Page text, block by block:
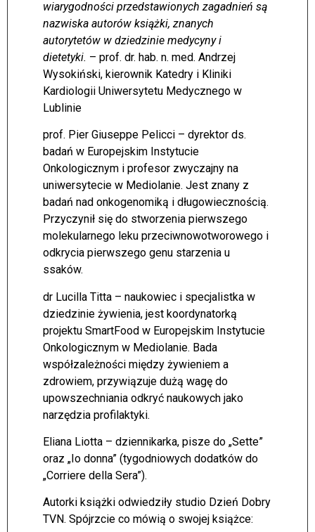
wiarygodności przedstawionych zagadnień są
nazwiska autorów książki, znanych
autorytetów w dziedzinie medycyny i
dietetyki. – prof. dr. hab. n. med. Andrzej
Wysokiński, kierownik Katedry i Kliniki
Kardiologii Uniwersytetu Medycznego w
Lublinie
prof. Pier Giuseppe Pelicci – dyrektor ds.
badań w Europejskim Instytucie
Onkologicznym i profesor zwyczajny na
uniwersytecie w Mediolanie. Jest znany z
badań nad onkogenomiką i długowiecznością.
Przyczynił się do stworzenia pierwszego
molekularnego leku przeciwnowotworowego i
odkrycia pierwszego genu starzenia u
ssaków.
dr Lucilla Titta – naukowiec i specjalistka w
dziedzinie żywienia, jest koordynatorką
projektu SmartFood w Europejskim Instytucie
Onkologicznym w Mediolanie. Bada
współzależności między żywieniem a
zdrowiem, przywiązuje dużą wagę do
upowszechniania odkryć naukowych jako
narzędzia profilaktyki.
Eliana Liotta – dziennikarka, pisze do „Sette”
oraz „Io donna” (tygodniowych dodatków do
„Corriere della Sera”).
Autorki książki odwiedziły studio Dzień Dobry
TVN. Spójrzcie co mówią o swojej książce: